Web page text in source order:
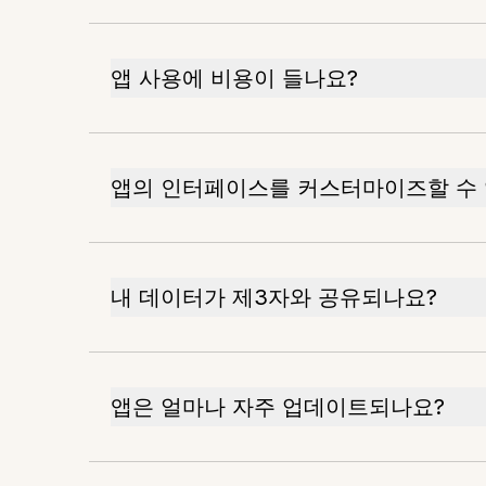
앱 사용에 비용이 들나요?
앱의 인터페이스를 커스터마이즈할 수
내 데이터가 제3자와 공유되나요?
앱은 얼마나 자주 업데이트되나요?